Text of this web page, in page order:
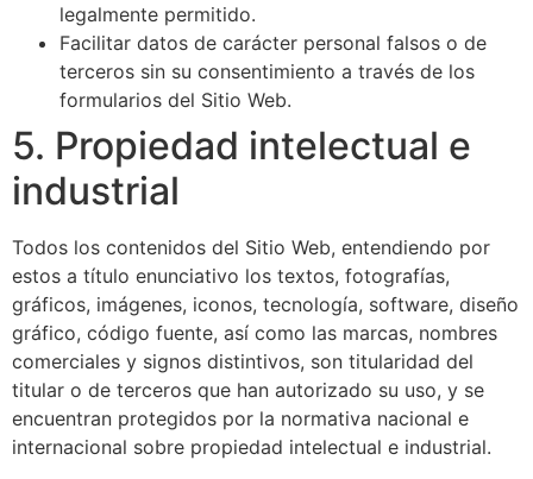
legalmente permitido.
Facilitar datos de carácter personal falsos o de
terceros sin su consentimiento a través de los
formularios del Sitio Web.
5. Propiedad intelectual e
industrial
Todos los contenidos del Sitio Web, entendiendo por
estos a título enunciativo los textos, fotografías,
gráficos, imágenes, iconos, tecnología, software, diseño
gráfico, código fuente, así como las marcas, nombres
comerciales y signos distintivos, son titularidad del
titular o de terceros que han autorizado su uso, y se
encuentran protegidos por la normativa nacional e
internacional sobre propiedad intelectual e industrial.